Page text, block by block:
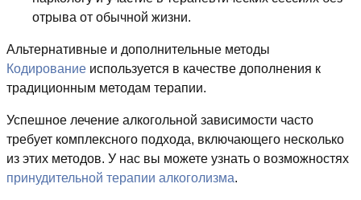
отрыва от обычной жизни.
Альтернативные и дополнительные методы
Кодирование используется в качестве дополнения к
традиционным методам терапии.
Успешное лечение алкогольной зависимости часто
требует комплексного подхода, включающего несколько
из этих методов. У нас вы можете узнать о возможностях
принудительной терапии алкоголизма.